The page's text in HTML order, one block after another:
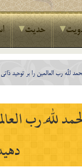
حدیث
للّه رب العالمين را بر توحيد
للّه رب